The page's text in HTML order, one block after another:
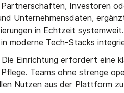
Investoren
Unternehmensdaten,
in Echtzeit
moderne Tech-Stacks
Einrichtung erfordert eine
Teams ohne strenge
Nutzen aus der Plattform